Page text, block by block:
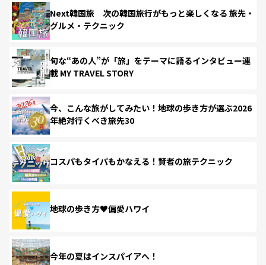
Next韓国旅 次の韓国旅行がもっと楽しくなる 旅先・
グルメ・テクニック
旬な“あの人”が「旅」をテーマに語るインタビュー連
載 MY TRAVEL STORY
今、こんな旅がしてみたい！地球の歩き方が選ぶ2026
年絶対行くべき旅先30
コスパもタイパもかなえる！賢者の旅テクニック
地球の歩き方♥偏愛ハワイ
今年の夏はインスパイアへ！